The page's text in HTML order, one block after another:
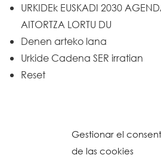
Gestionar el
de las cookies
URKIDEk EUSKADI 2030
AITORTZA LORTU DU
Denen arteko lana
Urkide Cadena SER irratian
Reset